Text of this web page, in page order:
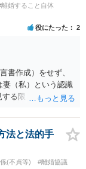
離婚すること自体
役にたった 2
書作成）をせず、
妻（私）という認識
る限りでは、その
評価額の１/２の代
法と法的手
(不貞等) #離婚協議